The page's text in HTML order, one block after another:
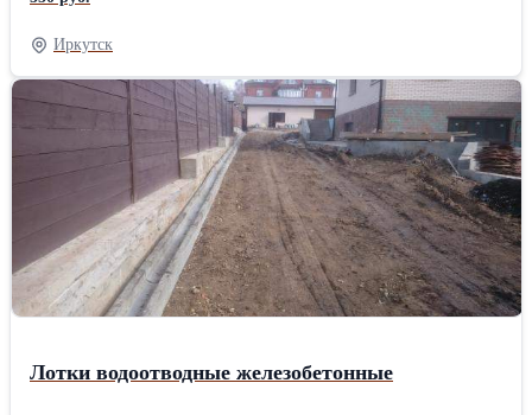
разгрузка, установка. Выполняем работы по монтажу блоков
(возводим цокольные этажи, гаражи, фундаменты, подпорные
стенки). Основные размеры блоков: ФБС 24-3-6 ФБС 24-4-6 ФБС
24-5-6 ФБС 24-6-6 ФБС 12-3-6 ФБС 12-4-6 ФБС 12-5-6 ФБС 12-
6-6 ФБС 9-3-6 ФБС 9-4-6 ФБС 9-5-6 ФБС 9-6-6 ФБС 6-3-6 ФБС
6-4-6 ФБС 6-5-6 ФБС 6-6-6Производитель: Собственное
производство Тип: ФБС
Иркутск
Лотки водоотводные железобетонные